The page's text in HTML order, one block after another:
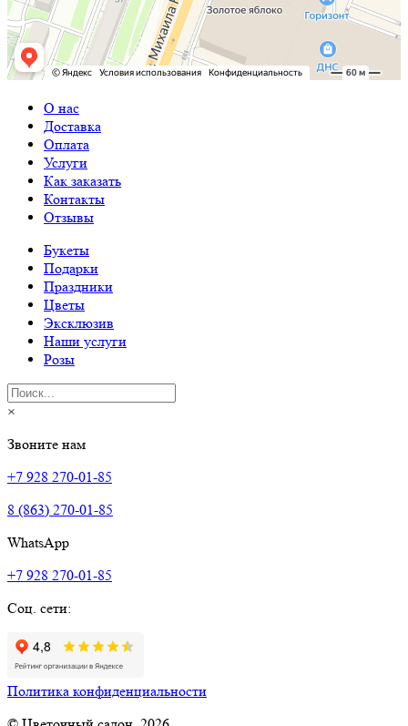
О нас
Доставка
Оплата
Услуги
Как заказать
Контакты
Отзывы
Букеты
Подарки
Праздники
Цветы
Эксклюзив
Наши услуги
Розы
×
Звоните нам
+7 928 270-01-85
8 (863) 270-01-85
WhatsApp
+7 928 270-01-85
Соц. сети:
Политика конфиденциальности